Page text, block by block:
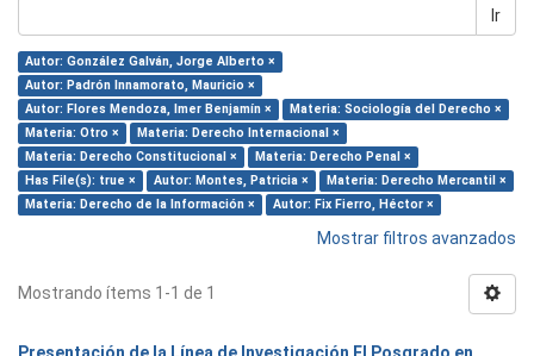
Ir
Autor: González Galván, Jorge Alberto ×
Autor: Padrón Innamorato, Mauricio ×
Autor: Flores Mendoza, Imer Benjamín ×
Materia: Sociología del Derecho ×
Materia: Otro ×
Materia: Derecho Internacional ×
Materia: Derecho Constitucional ×
Materia: Derecho Penal ×
Has File(s): true ×
Autor: Montes, Patricia ×
Materia: Derecho Mercantil ×
Materia: Derecho de la Información ×
Autor: Fix Fierro, Héctor ×
Mostrar filtros avanzados
Mostrando ítems 1-1 de 1